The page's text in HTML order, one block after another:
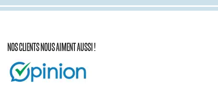
NOS CLIENTS NOUS AIMENT AUSSI !